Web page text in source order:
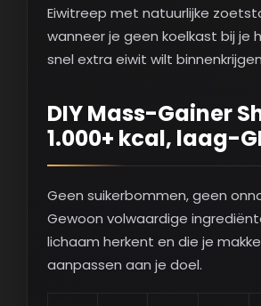
Eiwitreep met natuurlijke
wanneer je geen koelkast bij je
snel extra eiwit wilt
DIY Mass-Gainer
1.000+ kcal, laag-
Geen suikerbommen, geen
Gewoon volwaardige
lichaam herkent en die je
aanpassen aan je doel.